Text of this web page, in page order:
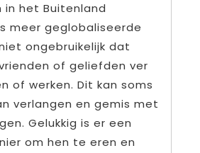
in het Buitenland
meer geglobaliseerde
ongebruikelijk dat
of geliefden ver
of werken. Dit kan soms
verlangen en gemis met
Gelukkig is er een
om hen te eren en